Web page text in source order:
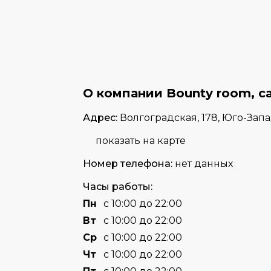
О компании Bounty room,
Адрес: Волгоградская, 178, Юго-
показать на карте
Номер телефона: нет данных
Часы работы:
Пн
с 10:00 до 22:00
Вт
с 10:00 до 22:00
Cр с 10:00 до 22:00
Чт
с 10:00 до 22:00